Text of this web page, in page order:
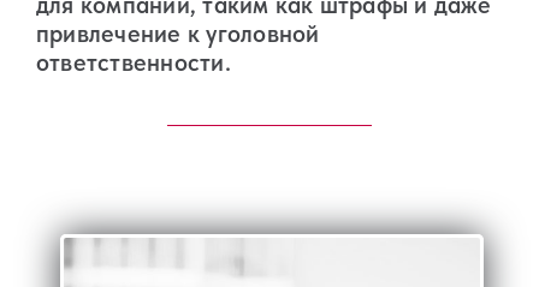
привлечение к уголовной
ответственности.